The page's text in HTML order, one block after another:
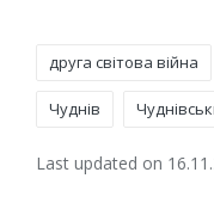
друга світова війна
Чуднів
Last updated on